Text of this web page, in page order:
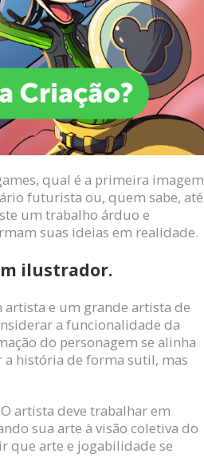
qual é a primeira imagem
futurista ou, quem sabe, até
um trabalho árduo e
suas ideias em realidade.
ilustrador.
artista e um grande artista de
a funcionalidade da
do personagem se alinha
história de forma sutil, mas
artista deve trabalhar em
sua arte à visão coletiva do
que arte e jogabilidade se